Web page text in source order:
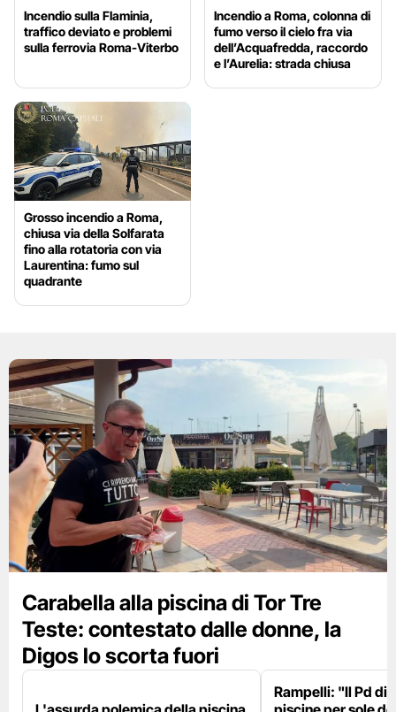
Incendio sulla Flaminia,
traffico deviato e problemi
sulla ferrovia Roma-Viterbo
Incendio a Roma, colonna di
fumo verso il cielo fra via
dell’Acquafredda, raccordo
e l’Aurelia: strada chiusa
Grosso incendio a Roma,
chiusa via della Solfarata
fino alla rotatoria con via
Laurentina: fumo sul
quadrante
Carabella alla piscina di Tor Tre
Teste: contestato dalle donne, la
Digos lo scorta fuori
Rampelli: "Il Pd